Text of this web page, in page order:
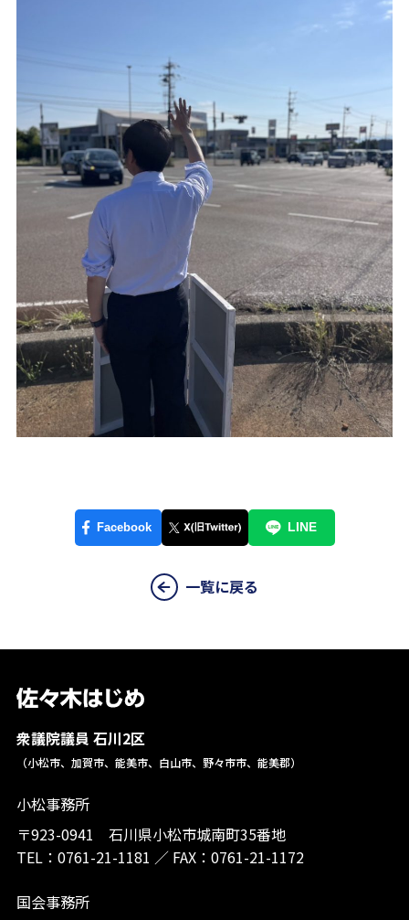
一覧に戻る
衆議院議員 石川2区
（小松市、加賀市、能美市、白山市、野々市市、能美郡）
小松事務所
〒923-0941 石川県小松市城南町35番地
TEL： 0761-21-1181 ／ FAX：0761-21-1172
国会事務所